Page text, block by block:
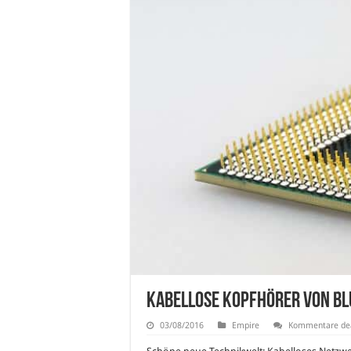
Kabellose Kopfhörer von
03/08/2016 Empire Kommentare